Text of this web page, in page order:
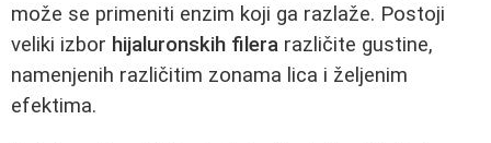
može se primeniti enzim koji ga razlaže. Postoji
veliki izbor hijaluronskih filera različite gustine,
namenjenih različitim zonama lica i željenim
efektima.